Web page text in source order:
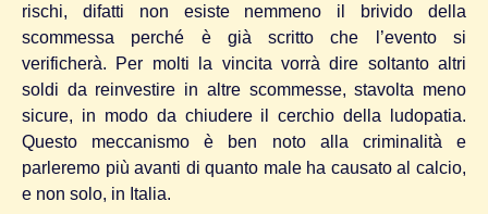
rischi, difatti non esiste nemmeno il brivido della
scommessa perché è già scritto che l’evento si
verificherà. Per molti la vincita vorrà dire soltanto altri
soldi da reinvestire in altre scommesse, stavolta meno
sicure, in modo da chiudere il cerchio della ludopatia.
Questo meccanismo è ben noto alla criminalità e
parleremo più avanti di quanto male ha causato al calcio,
e non solo, in Italia.